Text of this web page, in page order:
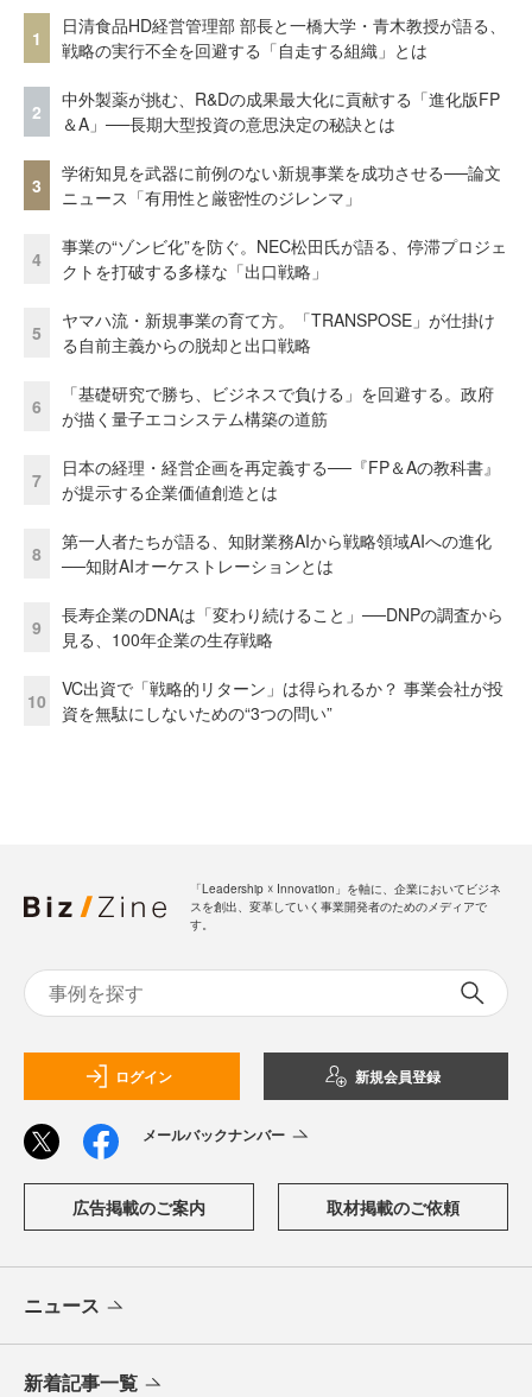
1
日清食品HD経営管理部 部長と一橋大学・青木教授が語る、
戦略の実行不全を回避する「自走する組織」とは
2
中外製薬が挑む、R&Dの成果最大化に貢献する「進化版FP
＆A」──長期大型投資の意思決定の秘訣とは
3
学術知見を武器に前例のない新規事業を成功させる──論文
ニュース「有用性と厳密性のジレンマ」
4
事業の“ゾンビ化”を防ぐ。NEC松田氏が語る、停滞プロジェ
クトを打破する多様な「出口戦略」
5
ヤマハ流・新規事業の育て方。「TRANSPOSE」が仕掛け
る自前主義からの脱却と出口戦略
6
「基礎研究で勝ち、ビジネスで負ける」を回避する。政府
が描く量子エコシステム構築の道筋
7
日本の経理・経営企画を再定義する──『FP＆Aの教科書』
が提示する企業価値創造とは
8
第一人者たちが語る、知財業務AIから戦略領域AIへの進化
──知財AIオーケストレーションとは
9
長寿企業のDNAは「変わり続けること」──DNPの調査から
見る、100年企業の生存戦略
10
VC出資で「戦略的リターン」は得られるか？ 事業会社が投
資を無駄にしないための“3つの問い”
「Leadership ☓ Innovation」を軸に、企業においてビジネ
スを創出、変革していく事業開発者のためのメディアで
す。
ログイン 新規会員登録
メールバックナンバー
広告掲載のご案内 取材掲載のご依頼
ニュース
新着記事一覧